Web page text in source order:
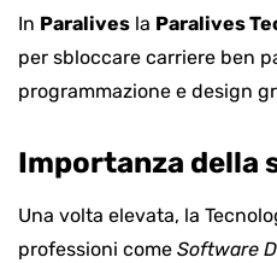
In Paralives la Paralives
per sbloccare carriere ben
programmazione e design
Importanza della
Una volta elevata, la
professioni come Software